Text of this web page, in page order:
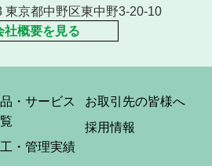
東京都中野区東中野3-20-10
社概要を見る
・サービス
・管理実績
お取引先の皆様へ
採用情報